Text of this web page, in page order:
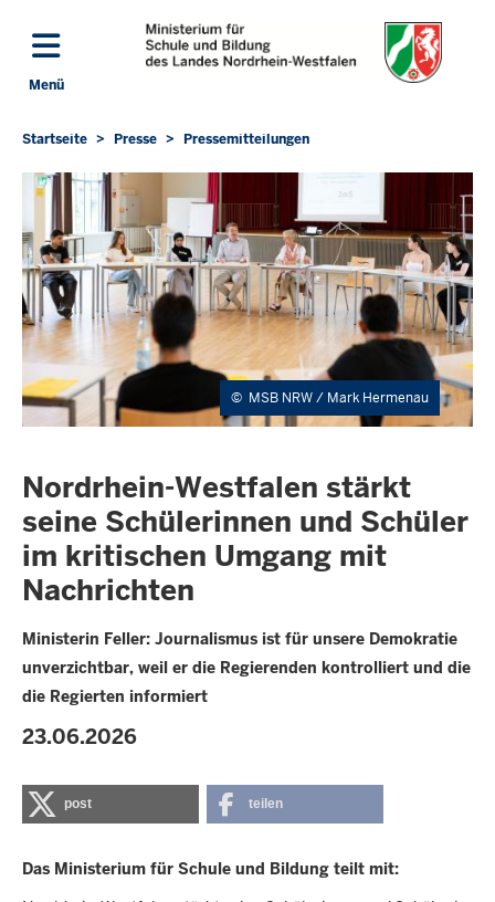
Direkt zum Inhalt
Menü
Sie
befinden
sich
hier
Startseite Presse Pressemitteilungen
© MSB NRW / Mark Hermenau
Nordrhein-Westfalen stärkt
seine Schülerinnen und Schüler
im kritischen Umgang mit
Nachrichten
Ministerin Feller: Journalismus ist für unsere Demokratie
unverzichtbar, weil er die Regierenden kontrolliert und die
die Regierten informiert
23.06.2026
post teilen
Das Ministerium für Schule und Bildung teilt mit: